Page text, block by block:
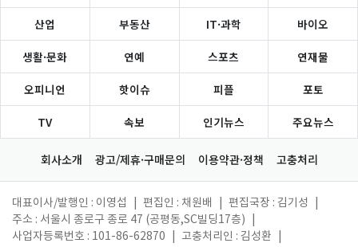
산업 부동산 IT·과학 바이오
생활·문화 연예 스포츠 연재물
오피니언 핫이슈 피플 포토
TV 속보 인기뉴스 주요뉴스
회사소개 광고/제휴·구매문의 이용약관·정책 고충처리
대표이사/발행인 : 이영섭 편집인 : 채원배 편집국장 : 김기성
주소 : 서울시 종로구 종로 47 (공평동,SC빌딩17층)
사업자등록번호 : 101-86-62870
고충처리인 : 김성환